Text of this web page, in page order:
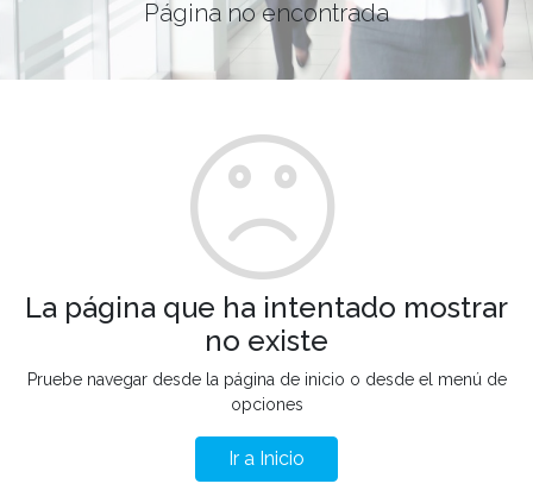
Página no encontrada
La página que ha intentado mostrar
no existe
Pruebe navegar desde la página de inicio o desde el menú de
opciones
Ir a Inicio